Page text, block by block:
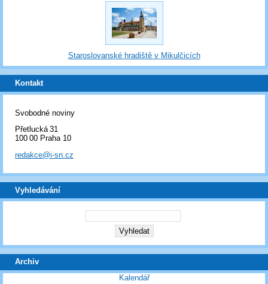
Staroslovanské hradiště v Mikulčicích
Kontakt
Svobodné noviny
Přetlucká 31
100 00 Praha 10
redakce@i-sn.cz
Vyhledávání
Archiv
Kalendář